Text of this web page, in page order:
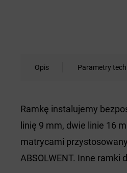
Opis Parametry
Ramkę instalujemy
linię 9 mm, dwie linie 16
matrycami
ABSOLWENT. Inne